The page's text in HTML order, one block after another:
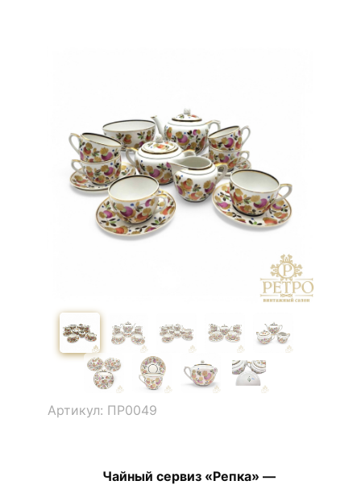
Чайный сервиз «Репка» —
Артикул: ПР0049